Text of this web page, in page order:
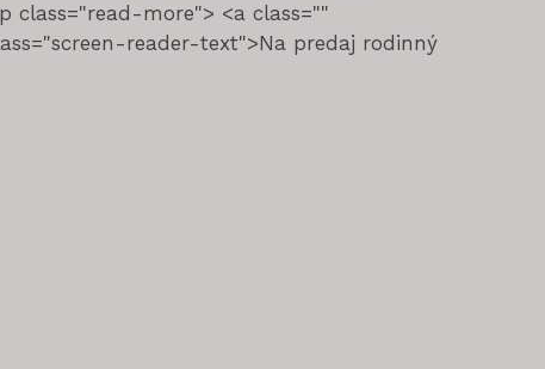
class="read-more"> <a class=""
reader-text">Na predaj rodinný